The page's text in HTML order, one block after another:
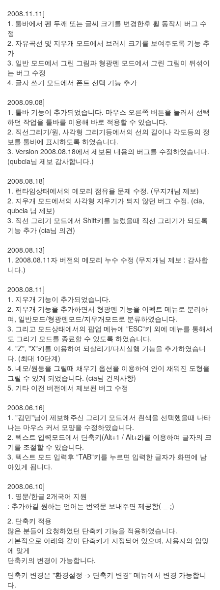
2008.11.11]
1. 툴바에서 펜 두깨 또는 글씨 크기를 변경한후 휠 동작시 버그 수
정
2. 자유곡선 및 지우개 모드에서 브러시 크기를 보여주도록 기능 추
가
3. 일반 모드에서 그린 그림과 형광펜 모드에서 그린 그림이 뒤섞이
는 버그 수정
4. 글자 쓰기 모드에서 폰트 선택 기능 추가
2008.09.08]
1. 툴바 기능이 추가되었습니다. 마우스 오른쪽 버튼을 눌러서 선택
하던 작업을 툴바를 이용해 바로 적용할 수 있습니다.
2. 직선그리기/원, 사각형 그리기등에서의 선의 길이나 각도등의 정
보를 툴바에 표시하도록 하였습니다.
3. Version 2008.08.18에서 제보된 내용의 버그를 수정하였습니다.
(qubcia님 제보 감사합니다.)
2008.08.18]
1. 런타임상태에서의 메모리 점유율 문제 수정. (무지개님 제보)
2. 지우개 모드에서의 사각형 지우기가 되지 않던 버그 수정. (cia,
qubcia 님 제보)
3. 직선 그리기 모드에서 Shift키를 눌렀을때 직선 그리기가 되도록
기능 추가 (cia님 의견)
2008.08.13]
1. 2008.08.11자 버전의 메모리 누수 수정 (무지개님 제보 : 감사합
니다.)
2008.08.11]
1. 지우개 기능이 추가되었습니다.
2. 지우개 기능을 추가하면서 형광펜 기능을 이펙트 메뉴로 분리하
여, 일반모드/형광펜모드/지우개모드로 분류하였습니다.
3. 그리고 모드상태에서의 팝업 메뉴에 "ESC"키 외에 메뉴를 통해서
도 그리기 모드를 종료할 수 있도록 하였습니다.
4. "Z", "X"키를 이용하여 되살리기/다시실행 기능을 추가하였습니
다. (최대 10단계)
5. 네모/원등을 그릴때 채우기 옵션을 이용하여 안이 채워진 도형을
그릴 수 있게 되었습니다. (cia님 건의사항)
5. 기타 이전 버전에서 제보된 버그 수정
2008.06.16]
1. "김민"님이 제보해주신 그리기 모드에서 흰색을 선택했을때 나타
나는 마우스 커서 모양을 수정하였습니다.
2. 텍스트 입력모드에서 단축키(Alt+1 / Alt+2)를 이용하여 글자의 크
기를 조절할 수 있습니다.
3. 텍스트 모드 입력후 "TAB"키를 누르면 입력한 글자가 화면에 남
아있게 됩니다.
2008.06.10]
1. 영문/한글 2개국어 지원
: 추가하길 원하는 언어는 번역문 보내주면 제공함(-_-;)
2. 단축키 적용
많은 분들이 요청하였던 단축키 기능을 적용하였습니다.
기본적으로 아래와 같이 단축키가 지정되어 있으며, 사용자의 입맞
에 맞게
단축키의 변경이 가능합니다.
단축키 변경은 "환경설정 -> 단축키 변경" 메뉴에서 변경 가능합니
다.
(복
분
자
주)
Find!
전
체
1338
AI
프
롬
트
출
판
준
비
My-
Program
41
25
KPOST-
IT
색
돌
이
K-
Capture
0
로
그
플
러
그
인
4
동
사
니
Todo
List
0
사
는
이
야